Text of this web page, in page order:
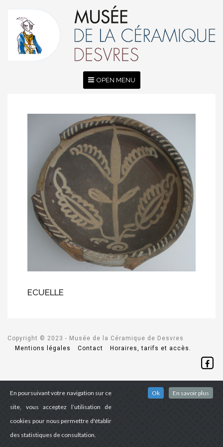
OPEN MENU
ECUELLE
Copyright © 2023 - Musée de la Céramique de Desvres
Mentions légales
Contact Horaires, tarifs et accès.
En poursuivant votre navigation sur ce
site, vous acceptez l’utilisation de
cookies pour nous permettre d'établir
des statistiques de consultation.
Ok En savoir plus